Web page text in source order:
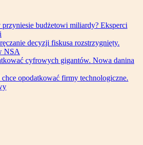
budżetowi miliardy? Eksperci
decyzji fiskusa rozstrzygnięty.
NSA
cyfrowych gigantów. Nowa danina
opodatkować firmy technologiczne.